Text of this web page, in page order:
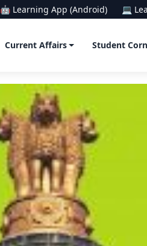
🤖 Learning App (Android) 💻
Current Affairs Student